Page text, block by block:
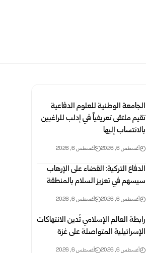
الجامعة الوطنية للعلوم الدفاعية
تقيم ملتقى تعريفياً في إدلب للراغبين
بالانتساب إليها
أغسطس 6, 2026 أغسطس 6, 2026
الدفاع التركية: القضاء على الإرهاب
سيسهم في تعزيز السلام بالمنطقة
أغسطس 6, 2026 أغسطس 6, 2026
رابطة العالم الإسلامي تُدين الانتهاكات
الإسرائيلية المتواصلة على غزة
أغسطس 6, 2026 أغسطس 6, 2026